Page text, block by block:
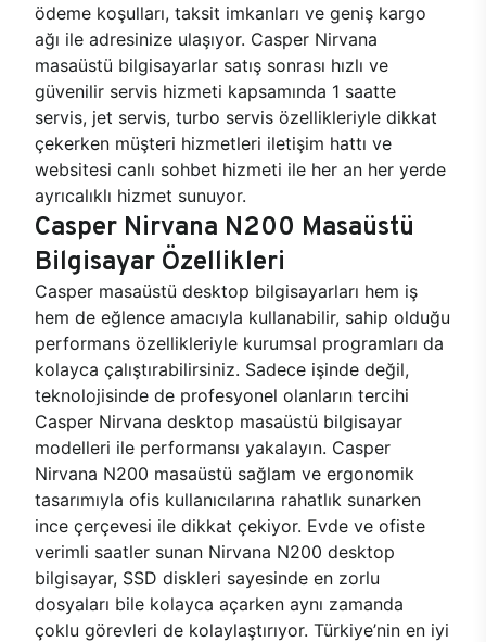
ödeme koşulları, taksit imkanları ve geniş kargo
ağı ile adresinize ulaşıyor. Casper Nirvana
masaüstü bilgisayarlar satış sonrası hızlı ve
güvenilir servis hizmeti kapsamında 1 saatte
servis, jet servis, turbo servis özellikleriyle dikkat
çekerken müşteri hizmetleri iletişim hattı ve
websitesi canlı sohbet hizmeti ile her an her yerde
ayrıcalıklı hizmet sunuyor.
Casper Nirvana N200 Masaüstü
Bilgisayar Özellikleri
Casper masaüstü desktop bilgisayarları hem iş
hem de eğlence amacıyla kullanabilir, sahip olduğu
performans özellikleriyle kurumsal programları da
kolayca çalıştırabilirsiniz. Sadece işinde değil,
teknolojisinde de profesyonel olanların tercihi
Casper Nirvana desktop masaüstü bilgisayar
modelleri ile performansı yakalayın. Casper
Nirvana N200 masaüstü sağlam ve ergonomik
tasarımıyla ofis kullanıcılarına rahatlık sunarken
ince çerçevesi ile dikkat çekiyor. Evde ve ofiste
verimli saatler sunan Nirvana N200 desktop
bilgisayar, SSD diskleri sayesinde en zorlu
dosyaları bile kolayca açarken aynı zamanda
çoklu görevleri de kolaylaştırıyor. Türkiye’nin en iyi